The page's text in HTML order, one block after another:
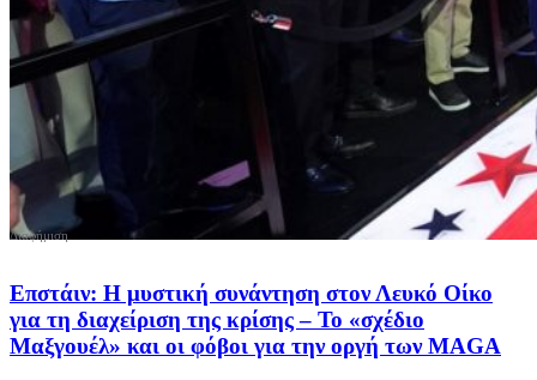
Επστάιν: Η μυστική συνάντηση στον Λευκό Οίκο
για τη διαχείριση της κρίσης – Το «σχέδιο
Μαξγουέλ» και οι φόβοι για την οργή των MAGA